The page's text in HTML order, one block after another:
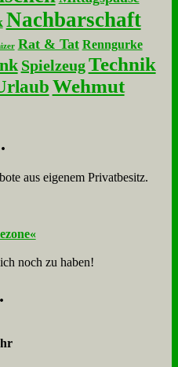
Nachbarschaft
Rat & Tat Renngurke
Spielzeug Technik
Wehmut
aus eigenem Privatbesitz.
noch zu haben!